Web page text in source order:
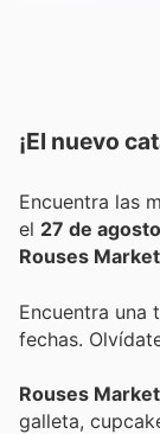
¡El nuevo
el 27 de
Rouses
Encuentra una
fechas.
Rouses Market
galleta,